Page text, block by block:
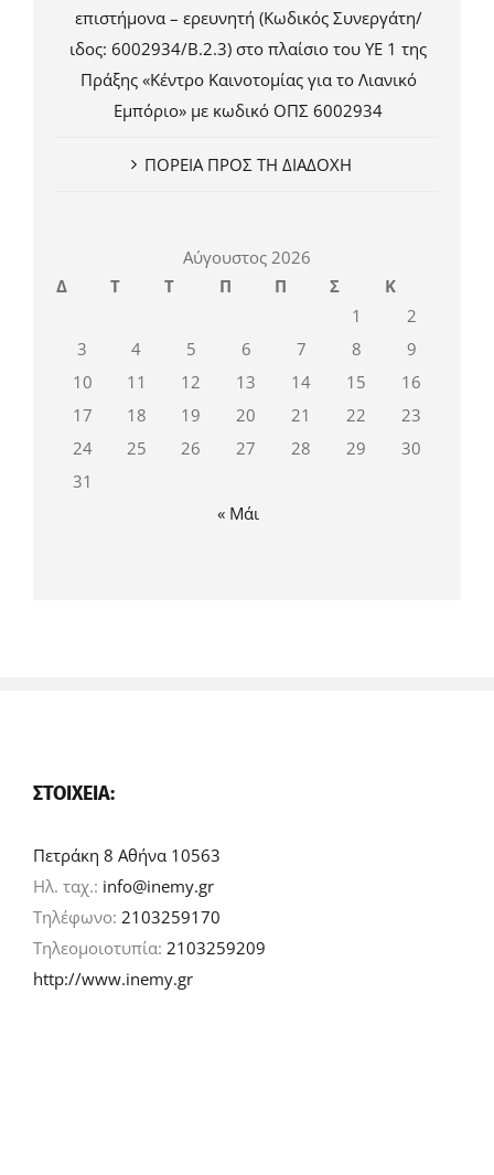
επιστήμονα – ερευνητή (Κωδικός Συνεργάτη/
ιδος: 6002934/Β.2.3) στο πλαίσιο του ΥΕ 1 της
Πράξης «Κέντρο Καινοτομίας για το Λιανικό
Εμπόριο» με κωδικό ΟΠΣ 6002934
ΠΟΡΕΙΑ ΠΡΟΣ ΤΗ ΔΙΑΔΟΧΗ
Αύγουστος 2026
Δ
Τ Τ Π Π Σ
Κ
1
2
3
4 5 6 7 8
9
10
11 12 13 14 15
16
17
18 19 20 21 22
23
24
25 26 27 28 29
30
31
« Μάι
ΣΤΟΙΧΕΊΑ:
Πετράκη 8 Αθήνα 10563
Ηλ. ταχ.: info@inemy.gr
Τηλέφωνο: 2103259170
Τηλεομοιοτυπία: 2103259209
http://www.inemy.gr